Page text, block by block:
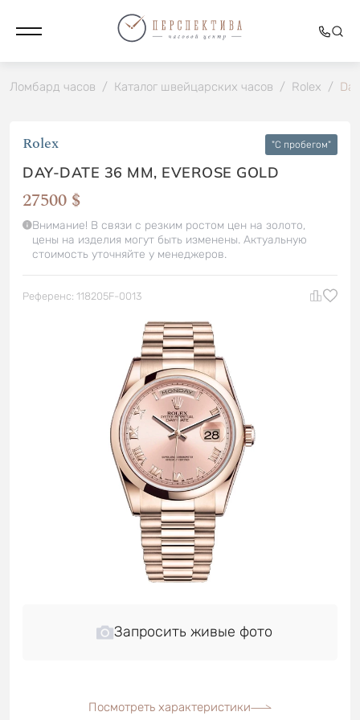
Ломбард часов / Каталог швейцарских часов / Rolex /
Rolex "C пробегом"
DAY-DATE 36 MM, EVEROSE GOLD
27500 $
Внимание! В связи с резким ростом цен на золото,
цены на изделия могут быть изменены. Актуальную
стоимость уточняйте у менеджеров.
Референс: 118205F-0013
Запросить живые фото
Посмотреть характеристики